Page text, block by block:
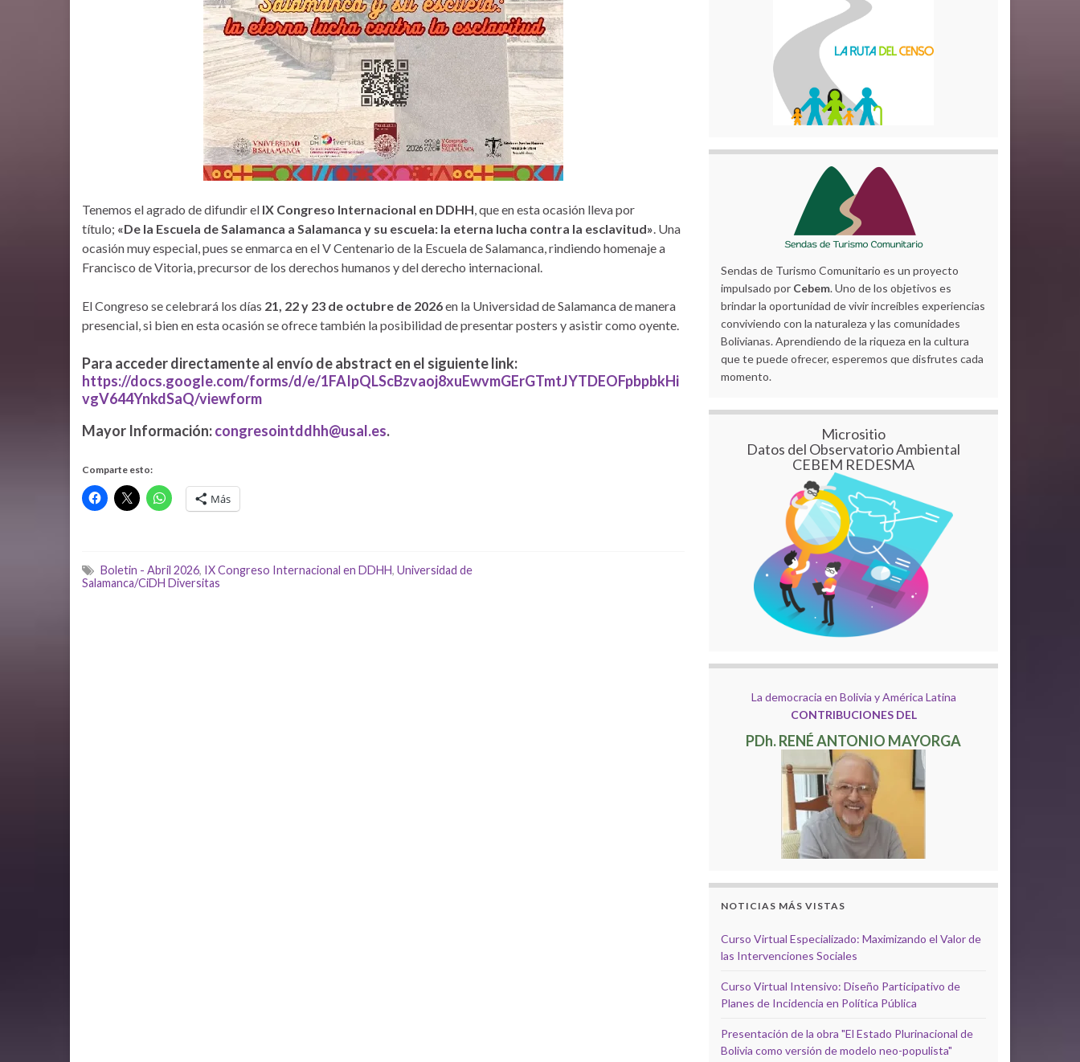
Tenemos el agrado de difundir el IX Congreso Internacional en DDHH, que en esta ocasión lleva por
título; «De la Escuela de Salamanca a Salamanca y su escuela: la eterna lucha contra la esclavitud». Una
ocasión muy especial, pues se enmarca en el V Centenario de la Escuela de Salamanca, rindiendo homenaje a
Francisco de Vitoria, precursor de los derechos humanos y del derecho internacional.
El Congreso se celebrará los días 21, 22 y 23 de octubre de 2026en la Universidad de Salamanca de manera
presencial, si bien en esta ocasión se ofrece también la posibilidad de presentar posters y asistir como oyente.
Para acceder directamente al envío de abstract en el siguiente link:
https://docs.google.com/forms/d/e/1FAIpQLScBzvaoj8xuEwvmGErGTmtJYTDEOFpbpbkHi
vgV644YnkdSaQ/viewform
Mayor Información:congresointddhh@usal.es.
Comparte esto:
Más
Boletin - Abril 2026, IX Congreso Internacional en DDHH, Universidad de
Salamanca/CiDH Diversitas
Sendas de Turismo Comunitario es un proyecto
impulsado por Cebem. Uno de los objetivos es
brindar la oportunidad de vivir increíbles experiencias
conviviendo con la naturaleza y las comunidades
Bolivianas. Aprendiendo de la riqueza en la cultura
que te puede ofrecer, esperemos que disfrutes cada
momento.
Micrositio
Datos del Observatorio Ambiental
CEBEM REDESMA
La democracia en Bolivia y América Latina
CONTRIBUCIONES DEL
PDh. RENÉ ANTONIO MAYORGA
NOTICIAS MÁS VISTAS
Curso Virtual Especializado: Maximizando el Valor de
las Intervenciones Sociales
Curso Virtual Intensivo: Diseño Participativo de
Planes de Incidencia en Política Pública
Presentación de la obra "El Estado Plurinacional de
Bolivia como versión de modelo neo-populista"